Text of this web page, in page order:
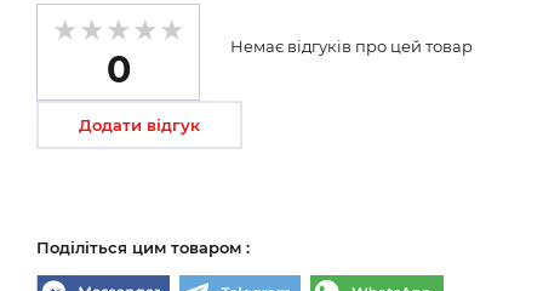
0
Немає відгуків про цей товар
Додати відгук
Поділіться цим товаром :